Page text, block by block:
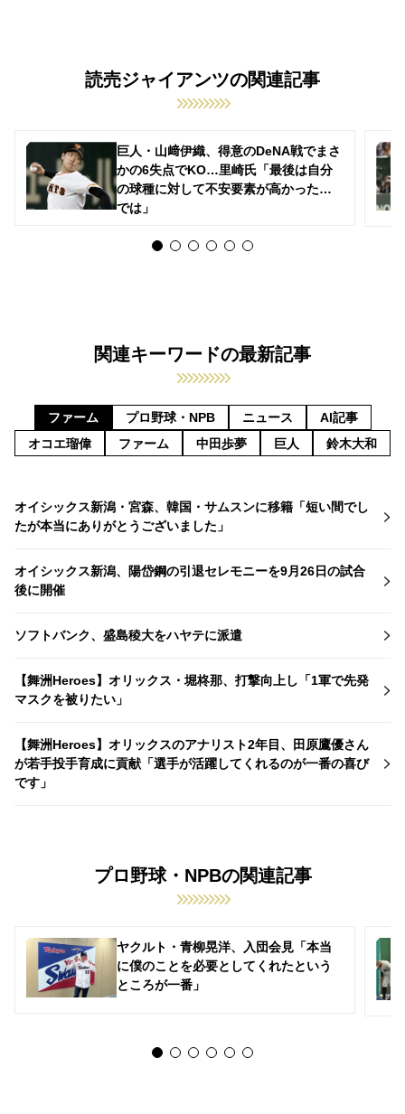
読売ジャイアンツの関連記事
巨人・山﨑伊織、得意のDeNA戦でまさ
かの6失点でKO…里崎氏「最後は自分
の球種に対して不安要素が高かったの
では」
関連キーワードの最新記事
ファーム プロ野球・NPB ニュース
AI記事
オコエ瑠偉
ファーム 中田歩夢 巨人 鈴木大和
オイシックス新潟・宮森、韓国・サムスンに移籍「短い間でし
たが本当にありがとうございました」
オイシックス新潟、陽岱鋼の引退セレモニーを9月26日の試合
後に開催
ソフトバンク、盛島稜大をハヤテに派遣
【舞洲Heroes】オリックス・堀柊那、打撃向上し「1軍で先発
マスクを被りたい」
【舞洲Heroes】オリックスのアナリスト2年目、田原鷹優さん
が若手投手育成に貢献「選手が活躍してくれるのが一番の喜び
です」
プロ野球・NPBの関連記事
ヤクルト・青柳晃洋、入団会見「本当
に僕のことを必要としてくれたという
ところが一番」